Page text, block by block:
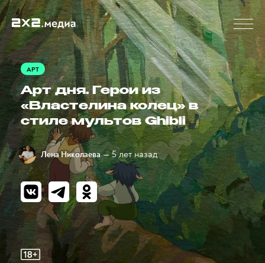
АРТ
Арт дня. Герои из
«Властелина колец» в
стиле мультов Ghibli
Лена Николаева — 5 лет назад